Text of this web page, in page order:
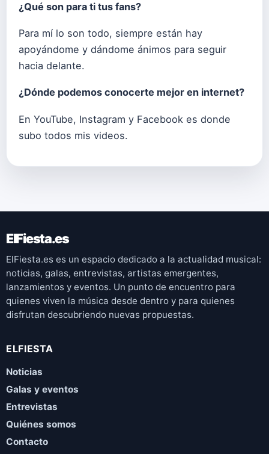
¿Qué son para ti tus fans?
Para mí lo son todo, siempre están hay
apoyándome y dándome ánimos para seguir
hacia delante.
¿Dónde podemos conocerte mejor en internet?
En YouTube, Instagram y Facebook es donde
subo todos mis videos.
ElFiesta.es
ElFiesta.es es un espacio dedicado a la actualidad musical:
noticias, galas, entrevistas, artistas emergentes,
lanzamientos y eventos. Un punto de encuentro para
quienes viven la música desde dentro y para quienes
disfrutan descubriendo nuevas propuestas.
ELFIESTA
Noticias
Galas y eventos
Entrevistas
Quiénes somos
Contacto